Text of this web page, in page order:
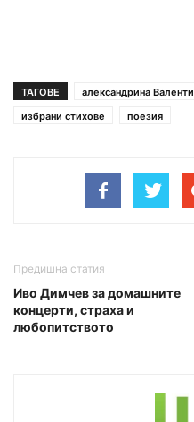
ТАГОВЕ александрина Валенти
избрани стихове
поезия
Предишна статия
Иво Димчев за домашните
концерти, страха и
любопитството